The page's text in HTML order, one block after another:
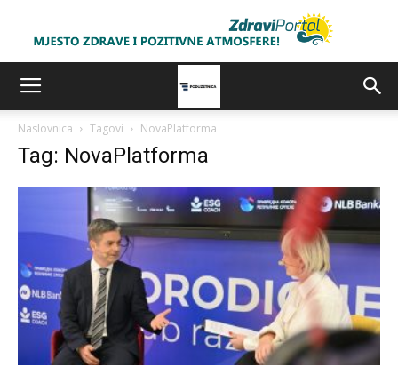
Naslovnica Tagovi NovaPlatforma
Tag: NovaPlatforma